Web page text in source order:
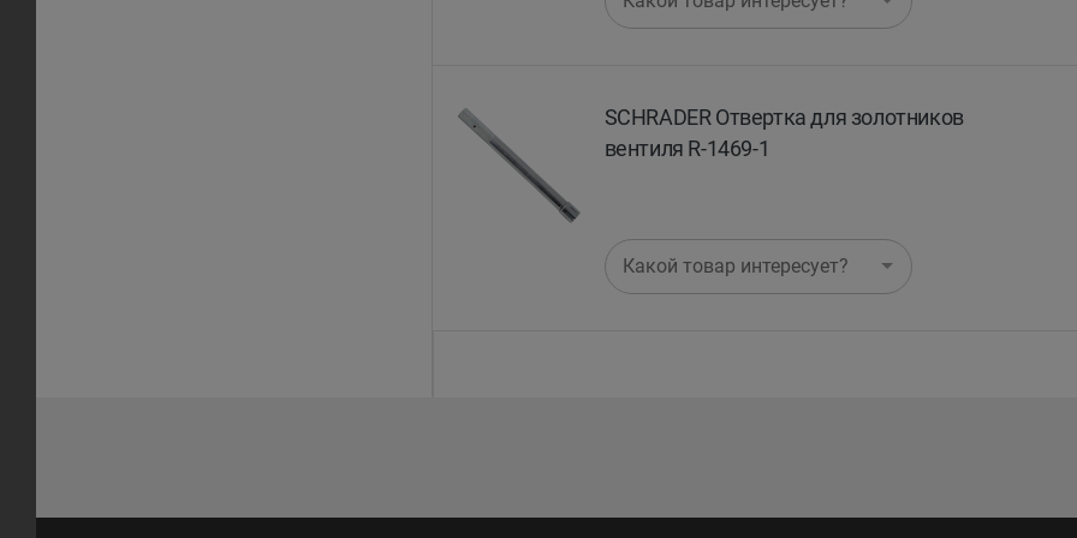
SCHRADER Отвертка для золотников
вентиля R-1469-1
Какой товар интересует?